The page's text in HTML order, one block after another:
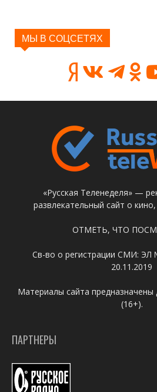
МЫ В СОЦСЕТЯХ
«Русская Теленеделя» —
развлекательный сайт о
ОТМЕТЬ, ЧТО
Св-во о регистрации СМИ: ЭЛ
20.11.2019
Материалы сайта предназначены
(16+).
ПАРТНЕРЫ